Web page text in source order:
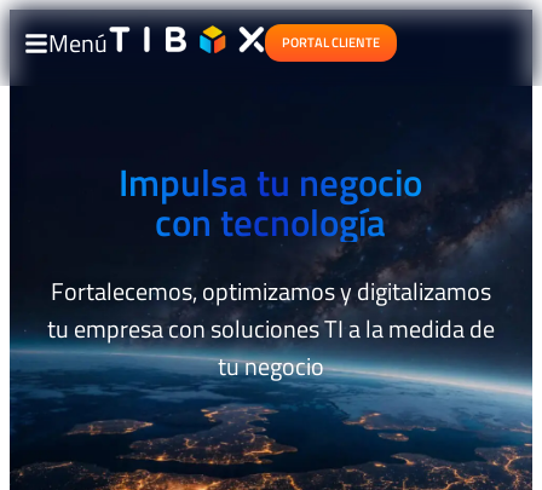
Menú PORTAL CLIENTE
Impulsa tu negocio
con tecnología
Fortalecemos, optimizamos y digitalizamos
tu empresa con soluciones TI a la medida de
tu negocio